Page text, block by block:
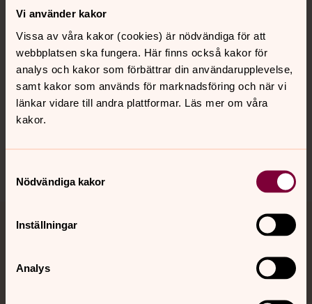
Vi använder kakor
Vissa av våra kakor (cookies) är nödvändiga för att
webbplatsen ska fungera. Här finns också kakor för
analys och kakor som förbättrar din användarupplevelse,
samt kakor som används för marknadsföring och när vi
länkar vidare till andra plattformar. Läs mer om våra
kakor.
Nödvändiga kakor
Inställningar
Analys
Kalender
Hitta snabbt
Sociala kanaler
Jourhavande präst
Akut samtals- och krisstöd. Prata eller chatta anonymt